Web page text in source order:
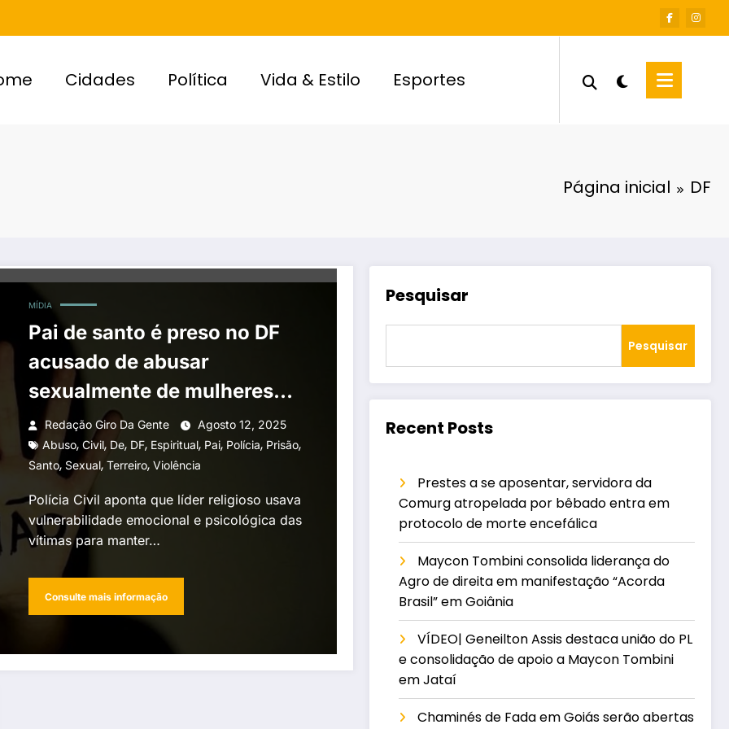
Cidades Política Vida & Estilo Esportes
Página inicial DF
MÍDIA
Pai de santo é preso no DF
acusado de abusar
sexualmente de mulheres
em terreiro sob pretexto de
“tratamento espiritual”
Redação Giro Da Gente
Agosto 12, 2025
Abuso, Civil, De, DF, Espiritual, Pai, Polícia, Prisão,
Santo, Sexual, Terreiro, Violência
Polícia Civil aponta que líder religioso usava
vulnerabilidade emocional e psicológica das
vítimas para manter…
Consulte mais informação
Pesquisar
Pesquisar
Recent Posts
Prestes a se aposentar, servidora da
Comurg atropelada por bêbado entra em
protocolo de morte encefálica
Maycon Tombini consolida liderança do
Agro de direita em manifestação “Acorda
Brasil” em Goiânia
VÍDEO| Geneilton Assis destaca união do PL
e consolidação de apoio a Maycon Tombini
em Jataí
Chaminés de Fada em Goiás serão abertas